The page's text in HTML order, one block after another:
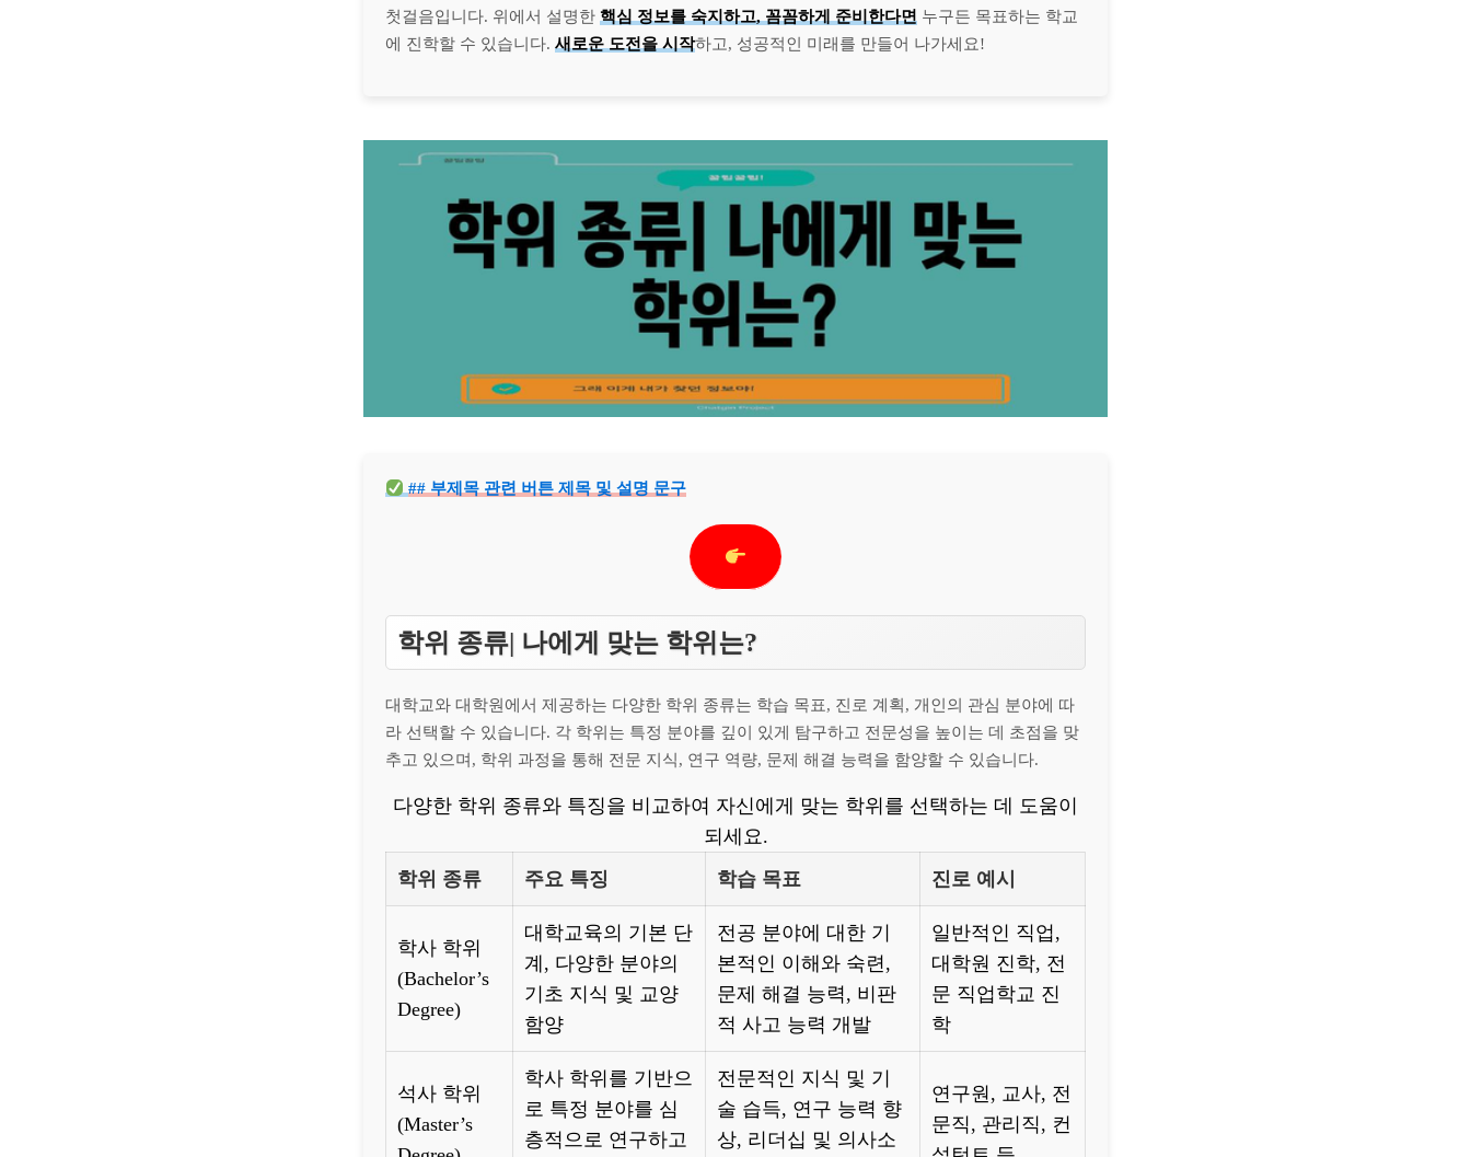
첫걸음입니다. 위에서 설명한 핵심 정보를 숙지하고, 꼼꼼하게 준비한다면 누구든 목표하는 학교
에 진학할 수 있습니다. 새로운 도전을 시작하고, 성공적인 미래를 만들어 나가세요!
## 부제목 관련 버튼 제목 및 설명 문구
학위 종류| 나에게 맞는 학위는?
대학교와 대학원에서 제공하는 다양한 학위 종류는 학습 목표, 진로 계획, 개인의 관심 분야에 따
라 선택할 수 있습니다. 각 학위는 특정 분야를 깊이 있게 탐구하고 전문성을 높이는 데 초점을 맞
추고 있으며, 학위 과정을 통해 전문 지식, 연구 역량, 문제 해결 능력을 함양할 수 있습니다.
다양한 학위 종류와 특징을 비교하여 자신에게 맞는 학위를 선택하는 데 도움이
되세요.
학위 종류
주요 특징 학습 목표 진로 예시
학사 학위
(Bachelor’s
Degree)
대학교육의 기본 단
계, 다양한 분야의
기초 지식 및 교양
함양
전공 분야에 대한 기
본적인 이해와 숙련,
문제 해결 능력, 비판
적 사고 능력 개발
일반적인 직업,
대학원 진학, 전
문 직업학교 진
학
석사 학위
(Master’s
학사 학위를 기반으
로 특정 분야를 심
층적으로 연구하고
전문적인 지식 및 기
술 습득, 연구 능력 향
상, 리더십 및 의사소
연구원, 교사, 전
문직, 관리직, 컨